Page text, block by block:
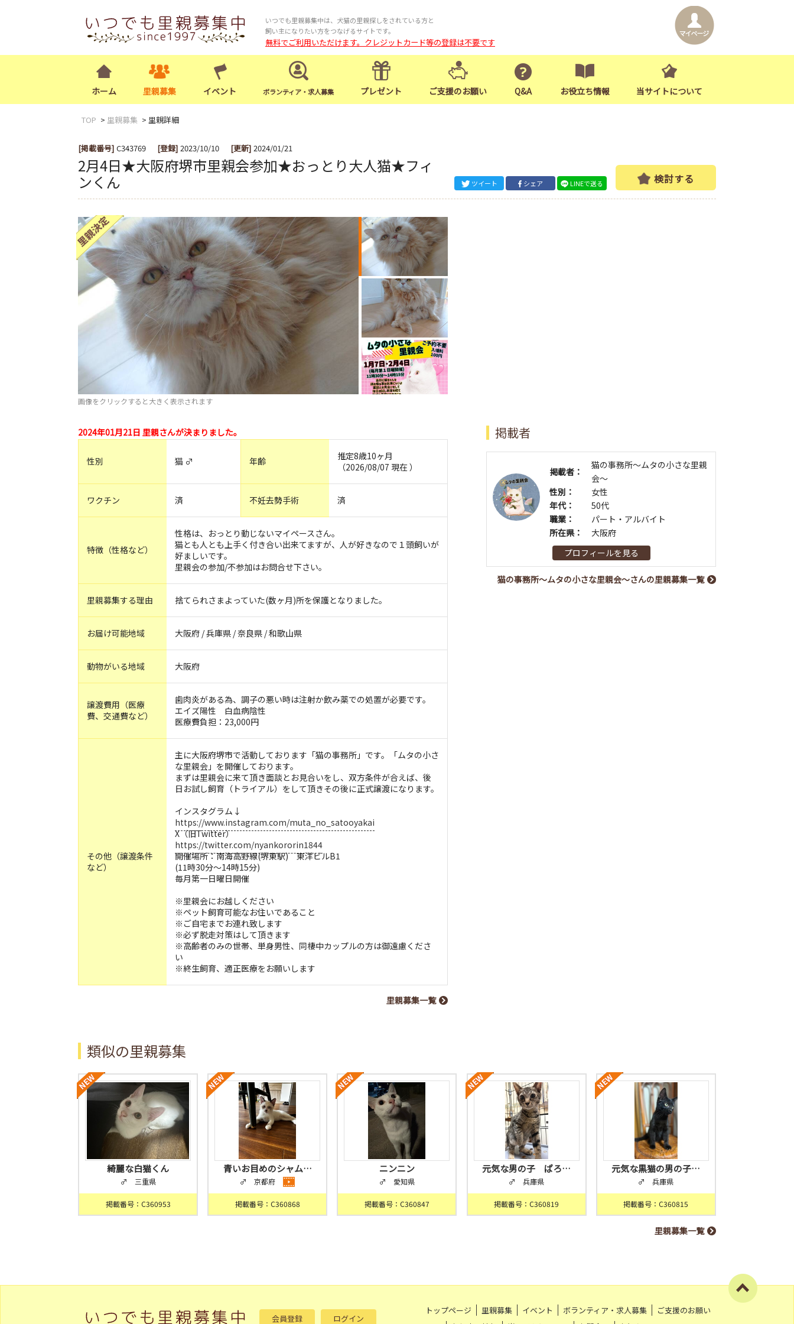
いつでも里親募集中は、犬猫の里親探しをされている方と
飼い主になりたい方をつなげるサイトです。
無料でご利用いただけます。クレジットカード等の登録は不要です
ホーム 里親募集 イベント ボランティア・求人募集 プレゼント ご支援のお願い Q&A お役立ち情報 当サイトについて
TOP 里親募集 里親詳細
[掲載番号] C343769 [登録] 2023/10/10 [更新] 2024/01/21
2月4日★大阪府堺市里親会参加★おっとり大人猫★フィ
ンくん
ツイート シェア LINEで送る 検討する
画像をクリックすると大きく表示されます
2024年01月21日 里親さんが決まりました。
性別 猫 ♂ 年齢
推定8歳10ヶ月
（2026/08/07 現在 ）
ワクチン 済 不妊去勢手術 済
特徴（性格など）
性格は、おっとり動じないマイペースさん。
猫とも人とも上手く付き合い出来てますが、人が好きなので１頭飼いが
好ましいです。
里親会の参加/不参加はお問合せ下さい。
里親募集する理由 捨てられさまよっていた(数ヶ月)所を保護となりました。
お届け可能地域 大阪府 / 兵庫県 / 奈良県 / 和歌山県
動物がいる地域 大阪府
譲渡費用（医療
費、交通費など）
歯肉炎がある為、調子の悪い時は注射か飲み薬での処置が必要です。
エイズ陽性 白血病陰性
医療費負担：23,000円
その他（譲渡条件
など）
主に大阪府堺市で活動しております「猫の事務所」です。「ムタの小さ
な里親会」を開催しております。
まずは里親会に来て頂き面談とお見合いをし、双方条件が合えば、後
日お試し飼育（トライアル）をして頂きその後に正式譲渡になります。
インスタグラム↓
https://www.instagram.com/muta_no_satooyakai
X（旧Twitter）
https://twitter.com/nyankororin1844
開催場所：南海高野線(堺東駅) 東洋ビルB1
(11時30分〜14時15分)
毎月第一日曜日開催
※里親会にお越しください
※ペット飼育可能なお住いであること
※ご自宅までお連れ致します
※必ず脱走対策はして頂きます
※高齢者のみの世帯、単身男性、同棲中カップルの方は御遠慮くださ
い
※終生飼育、適正医療をお願いします
里親募集一覧
掲載者
掲載者：
猫の事務所～ムタの小さな里親
会～
性別：
女性
年代：
50代
職業：
パート・アルバイト
所在県：
大阪府
プロフィールを見る
猫の事務所～ムタの小さな里親会～さんの里親募集一覧
類似の里親募集
綺麗な白猫くん
♂ 三重県
掲載番号：C360953
青いお目めのシャム…
♂ 京都府
掲載番号：C360868
ニンニン
♂ 愛知県
掲載番号：C360847
元気な男の子 ぱろ…
♂ 兵庫県
掲載番号：C360819
元気な黒猫の男の子…
♂ 兵庫県
掲載番号：C360815
里親募集一覧
会員登録 ログイン
トップページ 里親募集 イベント ボランティア・求人募集
ご支援のお願い